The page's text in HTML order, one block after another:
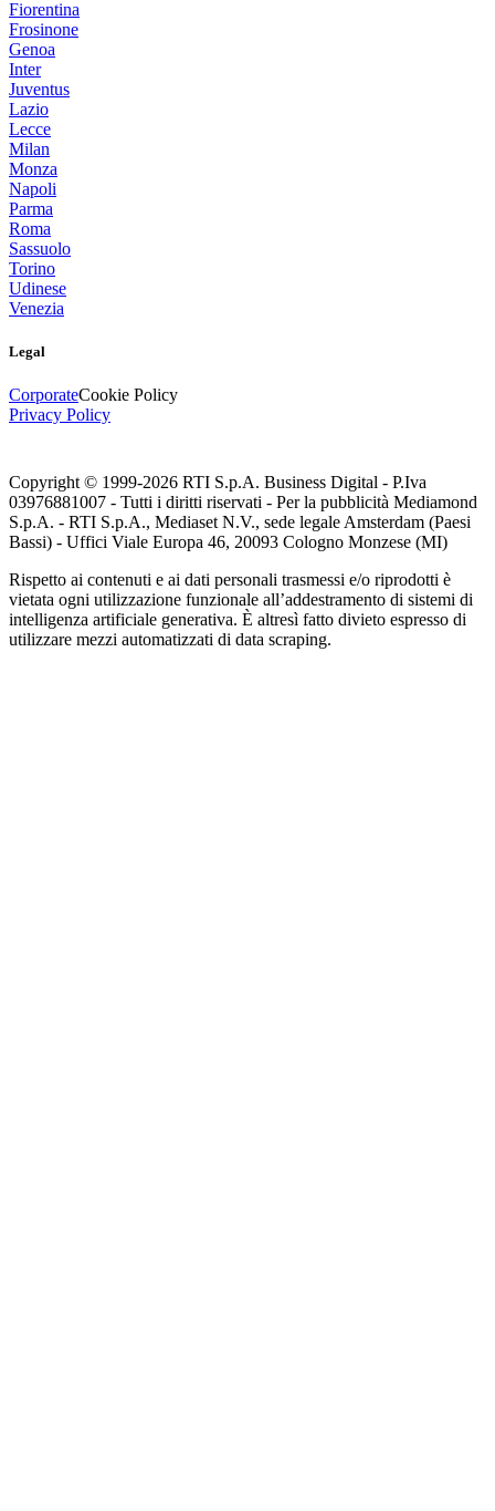
Fiorentina
Frosinone
Genoa
Inter
Juventus
Lazio
Lecce
Milan
Monza
Napoli
Parma
Roma
Sassuolo
Torino
Udinese
Venezia
Legal
CorporateCookie Policy
Privacy Policy
Copyright © 1999-2026 RTI S.p.A. Business Digital - P.Iva
03976881007 - Tutti i diritti riservati - Per la pubblicità Mediamond
S.p.A. - RTI S.p.A., Mediaset N.V., sede legale Amsterdam (Paesi
Bassi) - Uffici Viale Europa 46, 20093 Cologno Monzese (MI)
Rispetto ai contenuti e ai dati personali trasmessi e/o riprodotti è
vietata ogni utilizzazione funzionale all’addestramento di sistemi di
intelligenza artificiale generativa. È altresì fatto divieto espresso di
utilizzare mezzi automatizzati di data scraping.